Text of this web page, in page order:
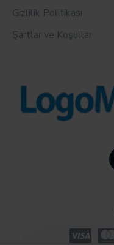
Gizlilik Politikası
Şartlar ve Koşullar